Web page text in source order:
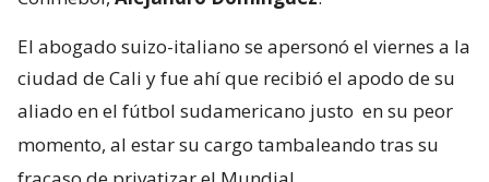
El abogado suizo-italiano se apersonó el viernes a la
ciudad de Cali y fue ahí que recibió el apodo de su
aliado en el fútbol sudamericano justo en su peor
momento, al estar su cargo tambaleando tras su